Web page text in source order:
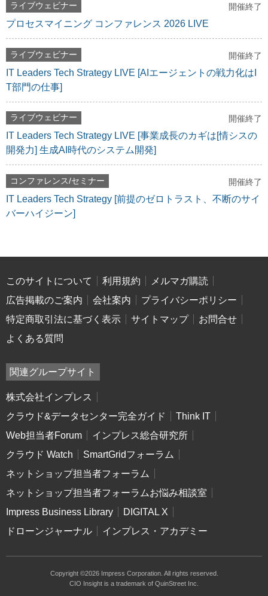
ライブウェビナー 開催終了
プロセスマイニング コンファレンス 2026 LIVE
ライブウェビナー 開催終了
IT Leaders Tech Strategy LIVE [AIエージェントの戦力化はI
T部門の仕事]
ライブウェビナー 開催終了
IT Leaders Tech Strategy LIVE [事業成長のカギは[情シスの
開発力] 生成AI時代のシステム開発]
コンファレンス/セミナー 開催終了
IT Leaders Tech Strategy [前提のゼロトラスト、不断のサイ
バーハイジーン]
このサイトについて 利用規約
メルマガ購読
広告掲載のご案内
会社案内
プライバシーポリシー
特定商取引法に基づく表示
サイトマップ
お問合せ
よくある質問
関連グループサイト
株式会社インプレス
クラウド&データセンター完全ガイド
Think IT
Web担当者Forum
インプレス総合研究所
クラウド Watch
SmartGridフォーラム
ネットショップ担当者フォーラム
ネットショップ担当者フォーラムお悩み相談室
Impress Business Library
DIGITAL X
ドローンジャーナル
インプレス・アカデミー
Copyright ©2026 Impress Corporation. All rights reserved.
CIO Insight is a trademark of QuinStreet Inc.